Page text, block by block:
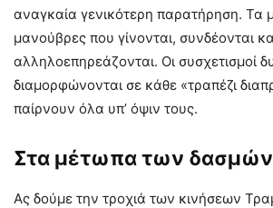
αναγκαία γενικότερη παρατήρηση. Τα
μανούβρες που γίνονται, συνδέονται
αλληλοεπηρεάζονται. Οι συσχετισμοί
διαμορφώνονται σε κάθε «τραπέζι
παίρνουν όλα υπ’ όψιν τους.
Στα μέτωπα των δασμών
Ας δούμε την τροχιά των κινήσεων